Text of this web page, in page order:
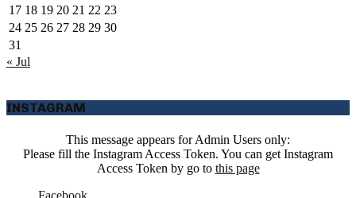
17 18 19 20 21 22 23
24 25 26 27 28 29 30
31
« Jul
INSTAGRAM
This message appears for Admin Users only:
Please fill the Instagram Access Token. You can get Instagram
Access Token by go to this page
Facebook